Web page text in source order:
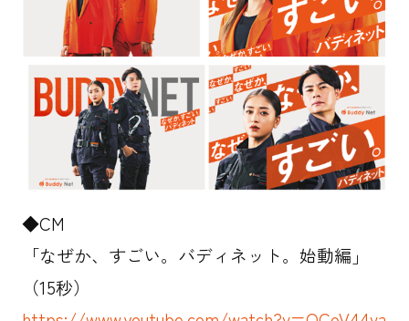
◆CM
「なぜか、すごい。バディネット。始動編」
（15秒）